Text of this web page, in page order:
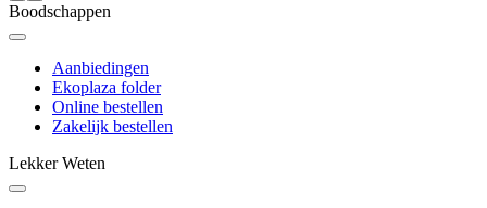
Boodschappen
Aanbiedingen
Ekoplaza folder
Online bestellen
Zakelijk bestellen
Lekker Weten